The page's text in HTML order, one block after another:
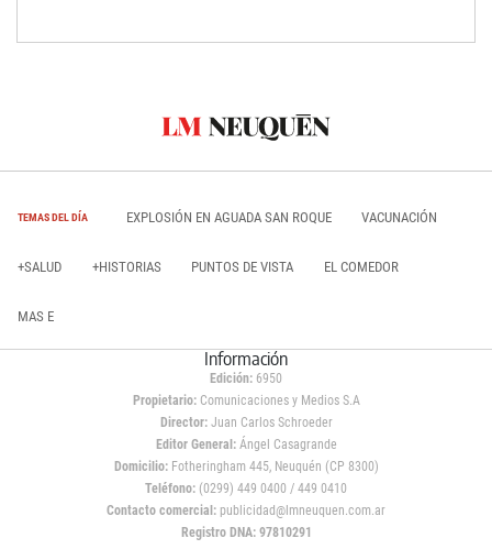
TEMAS DEL DÍA EXPLOSIÓN EN AGUADA SAN ROQUE VACUNACIÓN
+SALUD +HISTORIAS PUNTOS DE VISTA EL COMEDOR
MAS E
Información
Edición: 6950
Propietario:Comunicaciones y Medios S.A
Director: Juan Carlos Schroeder
Editor General:Ángel Casagrande
Domicilio:Fotheringham 445, Neuquén (CP 8300)
Teléfono: (0299) 449 0400 / 449 0410
Contacto comercial: publicidad@lmneuquen.com.ar
Registro DNA: 97810291